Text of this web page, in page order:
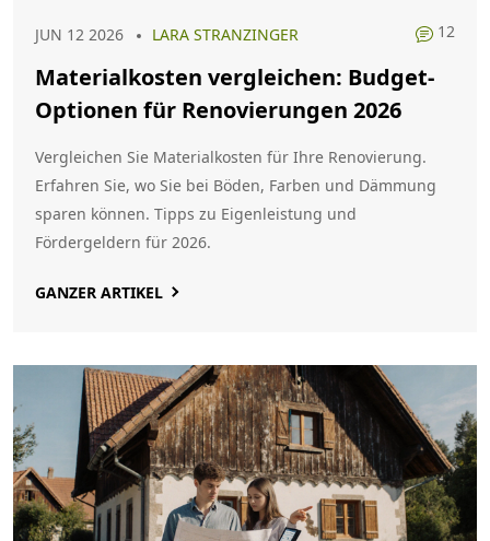
JUN 12 2026 LARA STRANZINGER 12
Materialkosten vergleichen: Budget-
Optionen für Renovierungen 2026
Vergleichen Sie Materialkosten für Ihre Renovierung.
Erfahren Sie, wo Sie bei Böden, Farben und Dämmung
sparen können. Tipps zu Eigenleistung und
Fördergeldern für 2026.
GANZER ARTIKEL